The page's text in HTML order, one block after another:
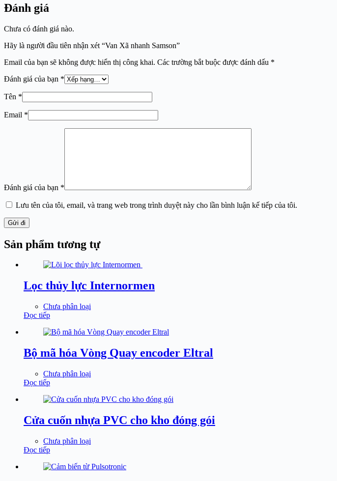
Đánh giá
Chưa có đánh giá nào.
Hãy là người đầu tiên nhận xét “Van Xã nhanh Samson”
Email của bạn sẽ không được hiển thị công khai. Các trường bắt buộc được đánh dấu *
Đánh giá của bạn *
Tên *
Email *
Đánh giá của bạn *
Lưu tên của tôi, email, và trang web trong trình duyệt này cho lần bình luận kế tiếp của tôi.
Gửi đi
Sản phẩm tương tự
Lọc thủy lực Internormen
Chưa phân loại
Đọc tiếp
Bộ mã hóa Vòng Quay encoder Eltral
Chưa phân loại
Đọc tiếp
Cửa cuốn nhựa PVC cho kho đóng gói
Chưa phân loại
Đọc tiếp